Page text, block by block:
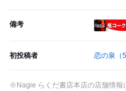
備考
初投稿者 恋の泉 （
※Nagie らくだ書店本店の店舗情報